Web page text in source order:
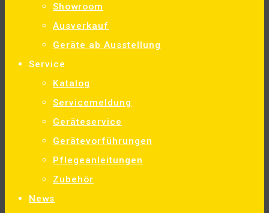
Showroom
Ausverkauf
Geräte ab Ausstellung
Service
Katalog
Servicemeldung
Geräteservice
Gerätevorführungen
Pflegeanleitungen
Zubehör
News